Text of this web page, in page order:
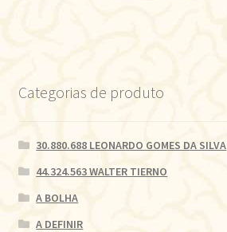
Categorias de produto
30.880.688 LEONARDO GOMES DA SILVA
44.324.563 WALTER TIERNO
A BOLHA
A DEFINIR